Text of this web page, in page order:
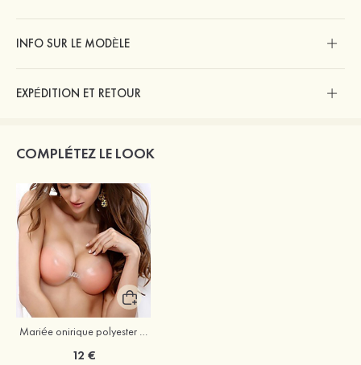
INFO SUR LE MODÈLE
EXPÉDITION ET RETOUR
COMPLÉTEZ LE LOOK
Mariée onirique polyester soutien-gorge
12 €